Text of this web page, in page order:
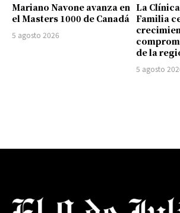
Mariano Navone avanza en
el Masters 1000 de Canadá
5 agosto 2026
La
Familia
de la
5 agosto